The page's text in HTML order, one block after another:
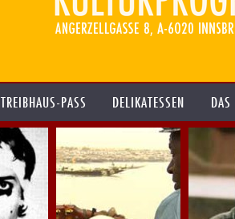
TREIBHAUS-PASS DELIKATESSEN